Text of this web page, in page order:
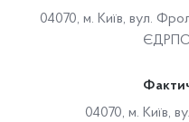
04070, м. Київ, вул.
04070, м. Київ,